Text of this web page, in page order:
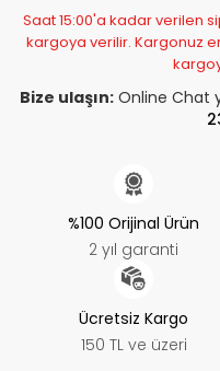
Saat 15:00'a kadar verilen
kargoya verilir. Kargonuz
Bize ulaşın:Online Chat
%100 Orijinal Ürün
2 yıl garanti
Ücretsiz Kargo
150 TL ve üzeri